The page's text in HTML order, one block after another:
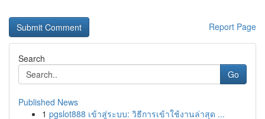
Report Page
Search
Go
Published News
1 pgslot888 เข้าสู่ระบบ: วิธีการเข้าใช้งานล่าสุด ...